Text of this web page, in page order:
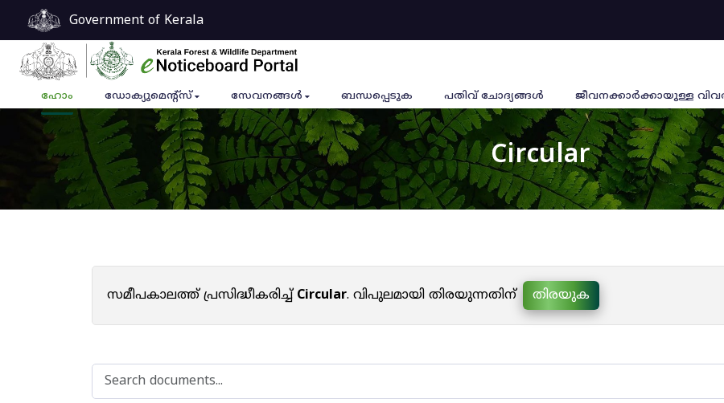
Government of Kerala
ഹോം ഡോക്യുമെൻ്റ്സ് സേവനങ്ങൾ ബന്ധപ്പെടുക പതിവ് ചോദ്യങ്ങൾ ജീവനക്കാര്‍ക്കായുള്ള
Circular
സമീപകാലത്ത് പ്രസിദ്ധീകരിച്ച്Circular. വിപുലമായി തിരയുന്നതിന് തിരയുക